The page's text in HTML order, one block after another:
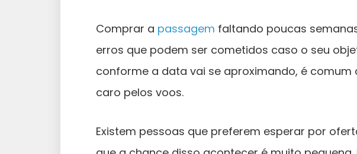
Comprar a passagem faltando poucas
erros que podem ser cometidos caso o seu
conforme a data vai se aproximando, é
caro pelos voos.
Existem pessoas que preferem esperar por